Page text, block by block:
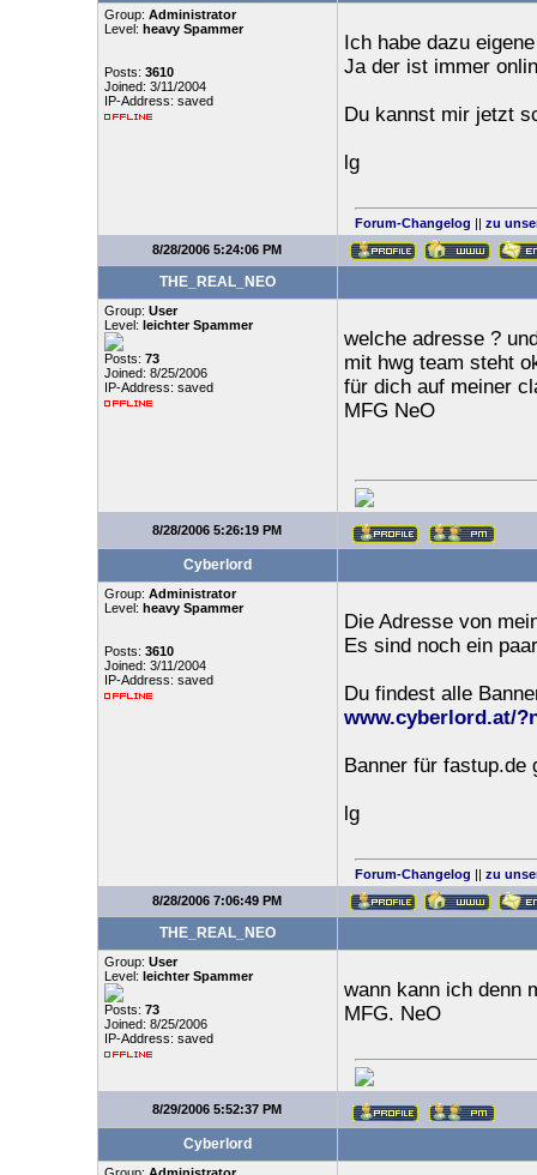
Group: Administrator
Level: heavy Spammer
Posts: 3610
Joined: 3/11/2004
IP-Address: saved
Ich habe dazu
Ja der ist immer
Du kannst mir jetzt
lg
Forum-Changelog || zu
8/28/2006 5:24:06 PM
THE_REAL_NEO
Group: User
Level: leichter Spammer
Posts: 73
Joined: 8/25/2006
IP-Address: saved
welche adresse ?
mit hwg team steht
für dich auf meiner
MFG NeO
8/28/2006 5:26:19 PM
Cyberlord
Group: Administrator
Level: heavy Spammer
Posts: 3610
Joined: 3/11/2004
IP-Address: saved
Die Adresse von
Es sind noch ein
Du findest alle
www.cyberlord.at/
Banner für fastup.de
lg
Forum-Changelog || zu
8/28/2006 7:06:49 PM
THE_REAL_NEO
Group: User
Level: leichter Spammer
Posts: 73
Joined: 8/25/2006
IP-Address: saved
wann kann ich denn
MFG. NeO
8/29/2006 5:52:37 PM
Cyberlord